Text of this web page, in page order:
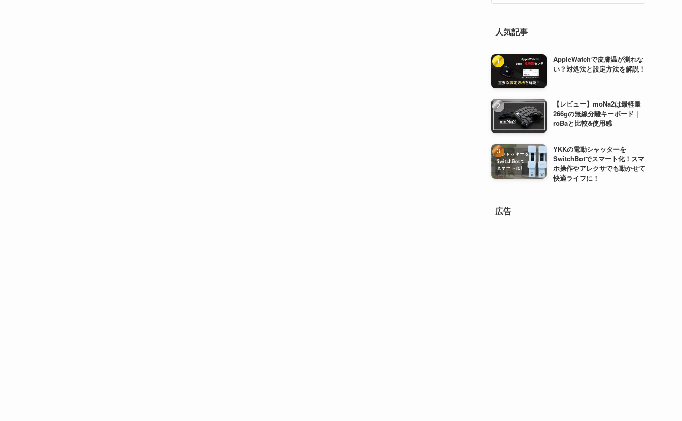
人気記事
AppleWatchで皮膚温が測れな
い？対処法と設定方法を解説！
【レビュー】moNa2は最軽量
266gの無線分離キーボード｜
roBaと比較&使用感
YKKの電動シャッターを
SwitchBotでスマート化！スマ
ホ操作やアレクサでも動かせて
快適ライフに！
広告